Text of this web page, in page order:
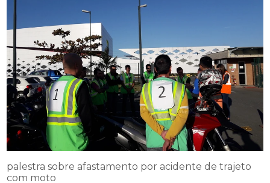
palestra sobre afastamento por acidente de trajeto
com moto